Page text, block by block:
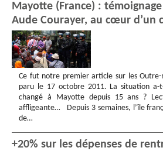
Mayotte (France) :
Aude Courayer, au cœur d’un
Ce fut notre premier article sur les Outre-
paru le 17 octobre 2011. La situation a-
changé à Mayotte depuis 15 ans ?
affligeante… Depuis 3 semaines, l’île
de…
+20% sur les dépenses de